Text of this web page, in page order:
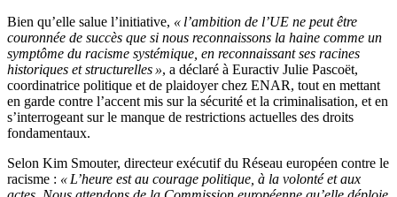
Bien qu’elle salue l’initiative, « l’ambition de l’UE ne peut être
couronnée de succès que si nous reconnaissons la haine comme un
symptôme du racisme systémique, en reconnaissant ses racines
historiques et structurelles », a déclaré à Euractiv Julie Pascoët,
coordinatrice politique et de plaidoyer chez ENAR, tout en mettant
en garde contre l’accent mis sur la sécurité et la criminalisation, et en
s’interrogeant sur le manque de restrictions actuelles des droits
fondamentaux.
Selon Kim Smouter, directeur exécutif du Réseau européen contre le
racisme : « L’heure est au courage politique, à la volonté et aux